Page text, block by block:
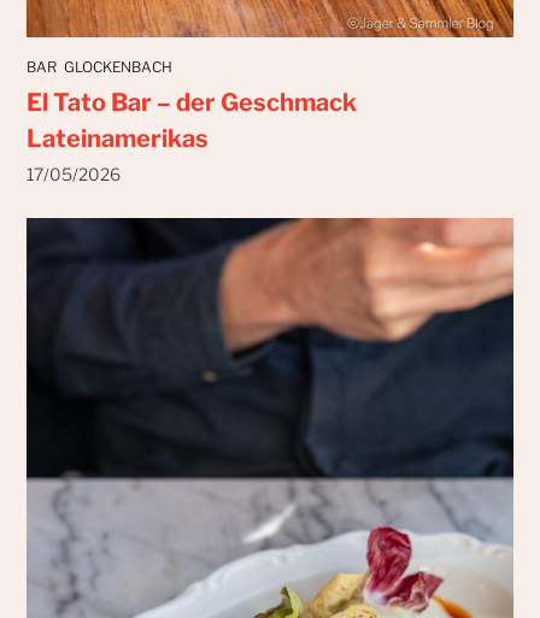
BAR GLOCKENBACH
El Tato Bar – der Geschmack
Lateinamerikas
17/05/2026